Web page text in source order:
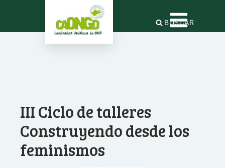
BUSCAR
III Ciclo de talleres
Construyendo desde los
feminismos